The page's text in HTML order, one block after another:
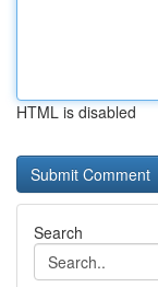
HTML is disabled
Search